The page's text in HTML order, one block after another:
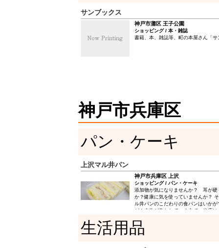
サンブックス
神戸市灘区 王子公園
ショッピング / 本・雑誌
書籍、本、雑誌等、町の本屋さん「
神戸市兵庫区
パン・ケーキ
上沢マル井パン
神戸市兵庫区 上沢
ショッピング / パン・ケーキ
添加物が気になりませんか？ 耳が硬
か？健康に気を使っていませんか？
ル井パンのこだわりの食パンはいか
どん本物が失われていく中で、当店
惜しまず時間をかけて）でいつまで
生活用品